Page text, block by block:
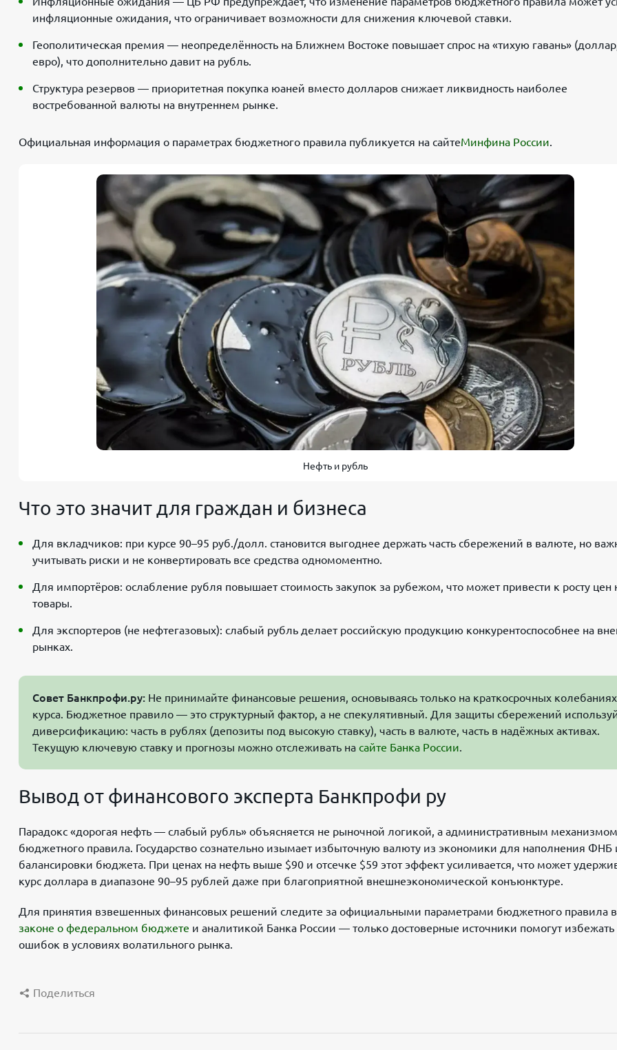
инфляционные ожидания, что ограничивает возможности для снижения ключевой ставки.
Геополитическая премия — неопределённость на Ближнем Востоке повышает спрос на «тихую гавань»
евро), что дополнительно давит на рубль.
Структура резервов — приоритетная покупка юаней вместо долларов снижает ликвидность наиболее
востребованной валюты на внутреннем рынке.
Официальная информация о параметрах бюджетного правила публикуется на сайтеМинфина России.
Нефть и рубль
Что это значит для граждан и бизнеса
Для вкладчиков: при курсе 90–95 руб./долл. становится выгоднее держать часть сбережений в валюте, но
учитывать риски и не конвертировать все средства одномоментно.
Для импортёров: ослабление рубля повышает стоимость закупок за рубежом, что может привести к росту цен
товары.
Для экспортеров (не нефтегазовых): слабый рубль делает российскую продукцию конкурентоспособнее на
рынках.
Совет Банкпрофи.ру: Не принимайте финансовые решения, основываясь только на краткосрочных колебаниях
курса. Бюджетное правило — это структурный фактор, а не спекулятивный. Для защиты сбережений
диверсификацию: часть в рублях (депозиты под высокую ставку), часть в валюте, часть в надёжных активах.
Текущую ключевую ставку и прогнозы можно отслеживать на сайте Банка России.
Вывод от финансового эксперта Банкпрофи ру
Парадокс «дорогая нефть — слабый рубль» объясняется не рыночной логикой, а административным механизмом
бюджетного правила. Государство сознательно изымает избыточную валюту из экономики для наполнения ФНБ
балансировки бюджета. При ценах на нефть выше $90 и отсечке $59 этот эффект усиливается, что может
курс доллара в диапазоне 90–95 рублей даже при благоприятной внешнеэкономической конъюнктуре.
Для принятия взвешенных финансовых решений следите за официальными параметрами бюджетного правила в
законе о федеральном бюджете и аналитикой Банка России — только достоверные источники помогут избежать
ошибок в условиях волатильного рынка.
Поделиться